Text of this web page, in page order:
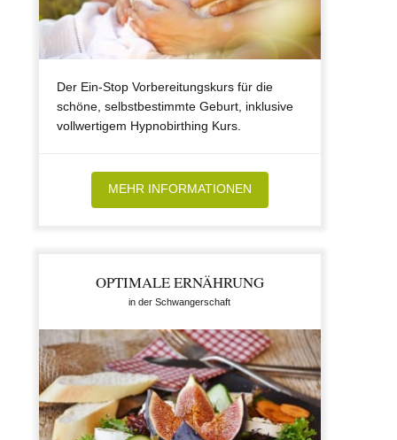
Der Ein-Stop Vorbereitungskurs für die
schöne, selbstbestimmte Geburt, inklusive
vollwertigem Hypnobirthing Kurs.
MEHR INFORMATIONEN
OPTIMALE ERNÄHRUNG
in der Schwangerschaft